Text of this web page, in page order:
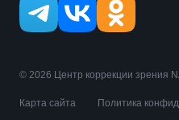
© 2026 Центр коррекции зрения
Карта сайта
Политика